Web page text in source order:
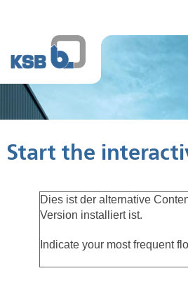
Start the
Dies ist der alternative
Version installiert ist.
Indicate your most frequent